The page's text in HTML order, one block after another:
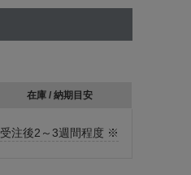
在庫 / 納期目安
受注後2～3週間程度 ※